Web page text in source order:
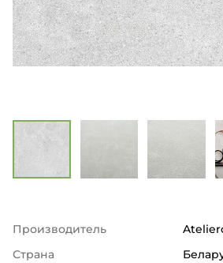
Производитель
Страна